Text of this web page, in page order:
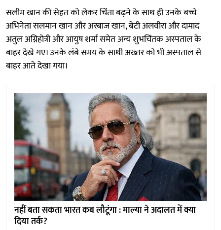
सलीम खान की सेहत को लेकर चिंता बढ़ने के साथ ही उनके बच्चे
अभिनेता सलमान खान और अरबाज खान, बेटी अलवीरा और दामाद
अतुल अग्निहोत्री और आयुष शर्मा समेत अन्य शुभचिंतक अस्पताल के
बाहर देखे गए। उनके लंबे समय के साथी अख्तर को भी अस्पताल से
बाहर आते देखा गया।
नहीं बता सकता भारत कब लौटूंगा : माल्या ने अदालत में क्या
दिया तर्क?